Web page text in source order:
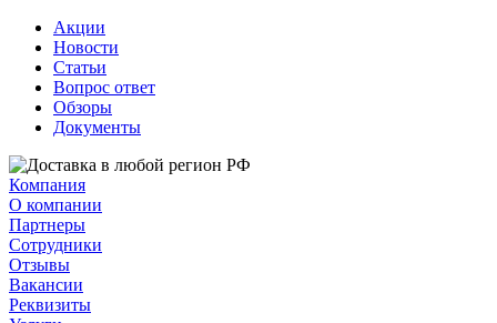
Акции
Новости
Статьи
Вопрос ответ
Обзоры
Документы
Компания
О компании
Партнеры
Сотрудники
Отзывы
Вакансии
Реквизиты